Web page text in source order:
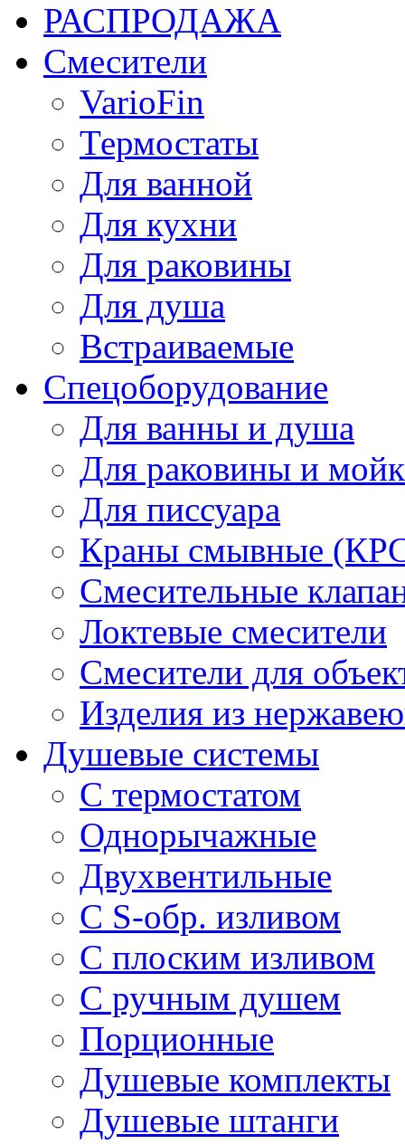
РАСПРОДАЖА
Смесители
VarioFin
Термостаты
Для ванной
Для кухни
Для раковины
Для душа
Встраиваемые
Спецоборудование
Для ванны и душа
Для раковины и
Для писсуара
Краны смывные
Смесительные
Локтевые смесители
Смесители для
Изделия из
Душевые системы
С термостатом
Однорычажные
Двухвентильные
С S-обр. изливом
С плоским изливом
С ручным душем
Порционные
Душевые комплекты
Душевые штанги